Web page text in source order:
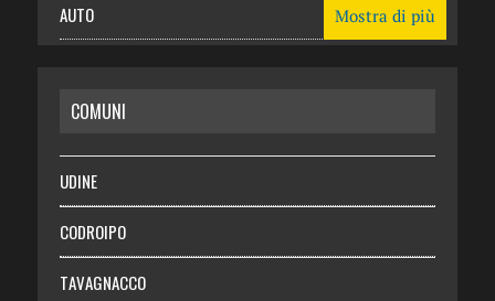
AUTO
RISPARMIO
SALUTE
Necrologie
Chi siamo
Mostra di più
COMUNI
UDINE
CODROIPO
TAVAGNACCO